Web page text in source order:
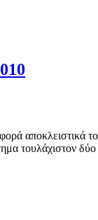
αποκλειστικά
τουλάχιστον